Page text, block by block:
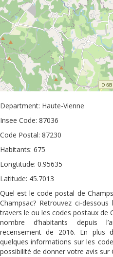
Department: Haute-Vienne
Insee Code: 87036
Code Postal: 87230
Habitants: 675
Longtitude: 0.95635
Latitude: 45.7013
Quel est le code postal de
Champsac? Retrouvez ci-
travers le ou les codes postaux de
nombre d’habitants depuis
recensement de 2016. En plus
quelques informations sur les
possibilité de donner votre avis sur